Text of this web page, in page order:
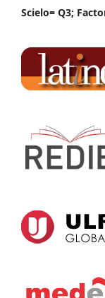
Scielo= Q3;